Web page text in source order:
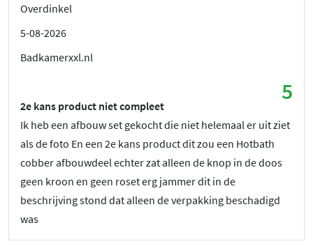
Overdinkel
5-08-2026
Badkamerxxl.nl
5
2e kans product niet compleet
Ik heb een afbouw set gekocht die niet helemaal er uit ziet
als de foto En een 2e kans product dit zou een Hotbath
cobber afbouwdeel echter zat alleen de knop in de doos
geen kroon en geen roset erg jammer dit in de
beschrijving stond dat alleen de verpakking beschadigd
was